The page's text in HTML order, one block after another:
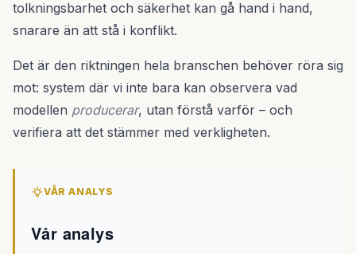
tolkningsbarhet och säkerhet kan gå hand i hand,
snarare än att stå i konflikt.
Det är den riktningen hela branschen behöver röra sig
mot: system där vi inte bara kan observera vad
modellen producerar, utan förstå varför – och
verifiera att det stämmer med verkligheten.
VÅR ANALYS
Vår analys